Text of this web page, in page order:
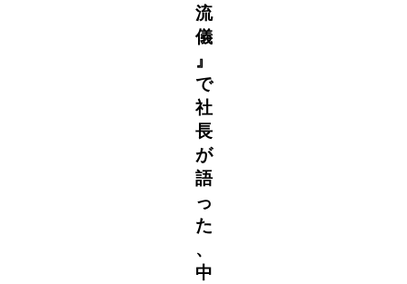
流
儀
』
で
社
長
が
語
っ
た
、
中